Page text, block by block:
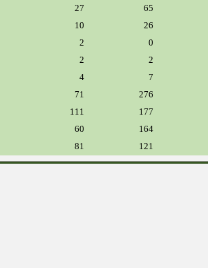
27 65
10 26
2 0
2 2
4 7
71 276
111 177
60 164
81 121